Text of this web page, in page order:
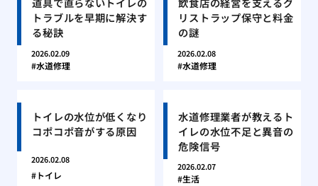
トラブルを早期に解決す
る秘訣
2026.02.09
水道修理
リストラップ保守と料金
の謎
2026.02.08
水道修理
トイレの水位が低くなり
コポコポ音がする原因
2026.02.08
トイレ
水道修理業者が教えるト
イレの水位不足と異音の
危険信号
2026.02.07
生活